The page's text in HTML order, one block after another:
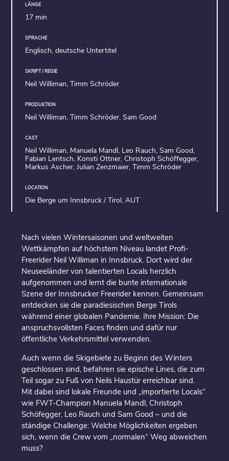
LÄNGE
17 min
SPRACHE
Englisch, deutsche Untertitel
SKRIPT / REGIE
Neil Williman, Timm Schröder
PRODUKTION
Neil Williman, Timm Schröder, Sam Good
CAST
Neil Williman, Manuela Mandl, Leo Rauch, Sam Good,
Fabian Lentsch, Konsti Ottner, Christoph Schöffegger,
Markus Ascher, Julian Zenzmaier, Timm Schröder
LOCATION
Die Berge um Innsbruck / Tirol, AUT
Nach vielen Wintersaisonen und weltweiten
Wettkämpfen auf höchstem Niveau landet Profi-
Freerider Neil Williman in Innsbruck. Dort wird der
Neuseeländer von talentierten Locals herzlich
aufgenommen und lernt die bunte internationale
Szene der Innsbrucker Freerider kennen. Gemeinsam
entdecken sie die paradiesischen Berge Tirols
während einer globalen Pandemie. Ihre Mission: Die
anspruchsvollsten Faces finden und dafür nur
öffentliche Verkehrsmittel verwenden.
Auch wenn die Skigebiete zu Beginn des Winters
geschlossen sind, befahren sie epische Lines, die zum
Teil sogar zu Fuß von Neils Haustür erreichbar sind.
Mit dabei sind lokale Freunde und „importierte Locals“
wie FWT-Champion Manuela Mandl, Christoph
Schöfegger, Leo Rauch und Sam Good – und die
ständige Challenge: Welche Möglichkeiten ergeben
sich, wenn die Crew vom „normalen“ Weg abweichen
muss?